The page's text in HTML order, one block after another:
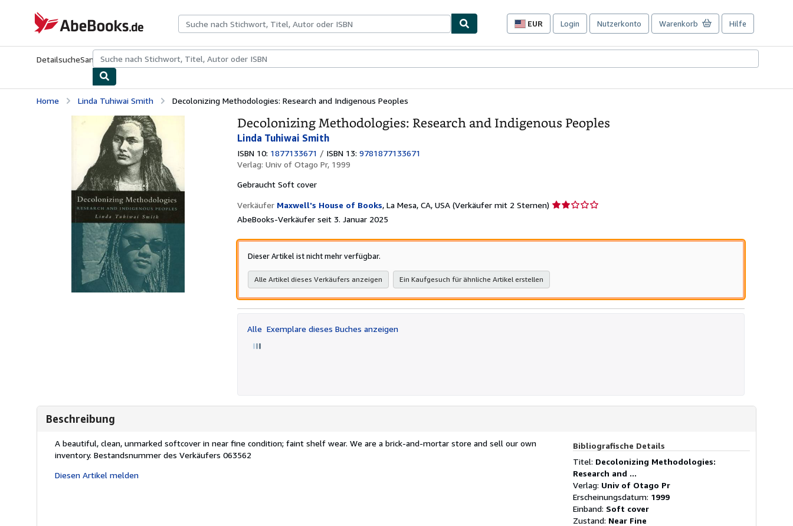
AbeBooks.de
EUR
Seite
Einkaufseinstellungen.
Login Nutzerkonto Warenkorb Hilfe
DetailsucheSammlungenAntiquarische BücherKunst & Sammlerstücke
Home Linda Tuhiwai Smith Decolonizing Methodologies: Research and Indigenous Peoples
Decolonizing Methodologies: Research and Indigenous Peoples
Linda Tuhiwai Smith
ISBN 10: 1877133671 / ISBN 13: 9781877133671
Verlag: Univ of Otago Pr, 1999
Gebraucht Soft cover
Verkäufer Maxwell's House of Books, La Mesa, CA, USA (Verkäufer mit 2 Sternen) Verkäuferbewertung
5
AbeBooks-Verkäufer seit 3. Januar 2025
Dieser Artikel ist nicht mehr verfügbar.
Alle Artikel dieses Verkäufers anzeigen Ein Kaufgesuch für ähnliche Artikel erstellen
Alle Exemplare dieses Buches anzeigen
Beschreibung
Beschreibung:
A beautiful, clean, unmarked softcover in near fine condition; faint shelf wear. We are a brick-and-mortar store and sell our own
inventory. Bestandsnummer des Verkäufers 063562
Diesen Artikel melden
Bibliografische Details
Titel: Decolonizing Methodologies:
Research and ...
Verlag: Univ of Otago Pr
Erscheinungsdatum: 1999
Einband: Soft cover
Zustand: Near Fine